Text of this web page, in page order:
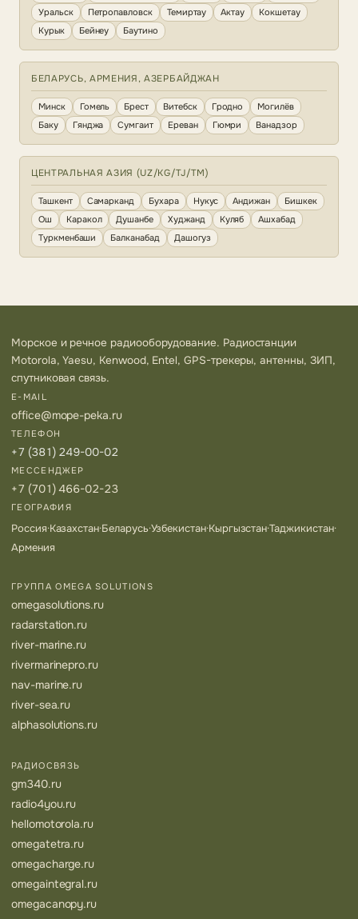
Уральск
Петропавловск Темиртау Актау
Кокшетау
Курык
Бейнеу Баутино
БЕЛАРУСЬ, АРМЕНИЯ, АЗЕРБАЙДЖАН
Минск Гомель Брест Витебск Гродно
Могилёв
Баку
Гянджа Сумгаит Ереван Гюмри Ванадзор
ЦЕНТРАЛЬНАЯ АЗИЯ (UZ/KG/TJ/TM)
Ташкент Самарканд Бухара Нукус Андижан
Бишкек
Ош
Каракол Душанбе Худжанд Куляб
Ашхабад
Туркменбаши
Балканабад Дашогуз
Морское и речное радиооборудование. Радиостанции
Motorola, Yaesu, Kenwood, Entel, GPS-трекеры, антенны, ЗИП,
спутниковая связь.
E-MAIL
office@mope-peka.ru
ТЕЛЕФОН
+7 (381) 249-00-02
МЕССЕНДЖЕР
+7 (701) 466-02-23
ГЕОГРАФИЯ
Россия·Казахстан·Беларусь·Узбекистан·Кыргызстан·Таджикистан·
Армения
ГРУППА OMEGA SOLUTIONS
omegasolutions.ru
radarstation.ru
river-marine.ru
rivermarinepro.ru
nav-marine.ru
river-sea.ru
alphasolutions.ru
РАДИОСВЯЗЬ
gm340.ru
radio4you.ru
hellomotorola.ru
omegatetra.ru
omegacharge.ru
omegaintegral.ru
omegacanopy.ru